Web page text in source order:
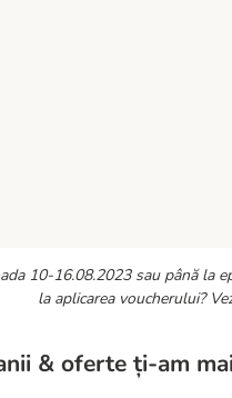
10-16.08.2023 sau până
la aplicarea voucherului?
& oferte ți-am